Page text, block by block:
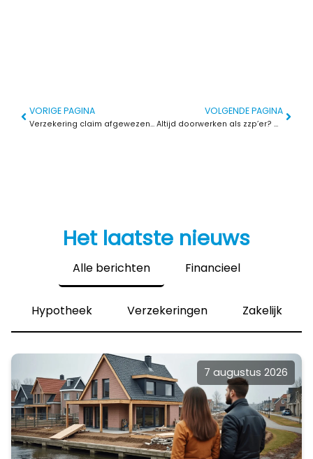
VORIGE PAGINA
Verzekering claim afgewezen? Zo voorkom je gedoe
VOLGENDE PAGINA
Altijd doorwerken als zzp’er? Dit kost het je echt op de lange termijn
Het laatste nieuws
Alle berichten Financieel
Hypotheek Verzekeringen Zakelijk
7 augustus 2026